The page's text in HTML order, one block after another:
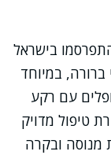
בישראל
במיוחד
עם רקע
טיפול מדויק
מנוסה ובקרה